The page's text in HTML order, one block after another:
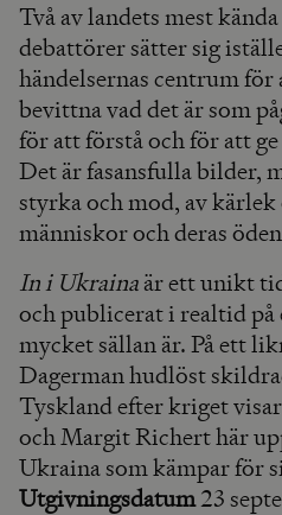
Två av landets mest
debattörer sätter sig
händelsernas centrum för
bevittna vad det är som
för att förstå och för att
Det är fasansfulla bilder,
styrka och mod, av
människor och deras
In i Ukraina är ett unikt
och publicerat i realtid på
mycket sällan är. På ett
Dagerman hudlöst
Tyskland efter kriget
och Margit Richert här
Ukraina som kämpar för
Utgivningsdatum23